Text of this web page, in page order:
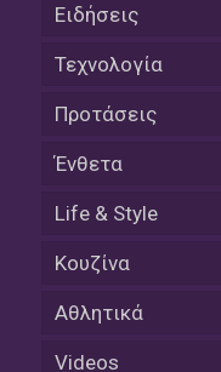
Ειδήσεις
Τεχνολογία
Προτάσεις
Ένθετα
Life & Style
Κουζίνα
Αθλητικά
Videos